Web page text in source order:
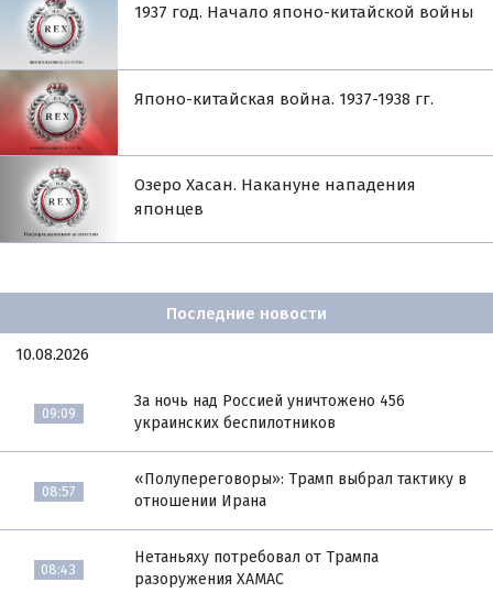
1937 год. Начало японо-китайской войны
Японо-китайская война. 1937-1938 гг.
Озеро Хасан. Накануне нападения
японцев
Последние новости
10.08.2026
09:09
За ночь над Россией уничтожено 456
украинских беспилотников
08:57
«Полупереговоры»: Трамп выбрал тактику в
отношении Ирана
08:43
Нетаньяху потребовал от Трампа
разоружения ХАМАС